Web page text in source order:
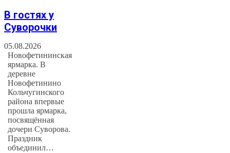
В гостях у
Суворочки
05.08.2026
Новофетининская
ярмарка. В
деревне
Новофетинино
Кольчугинского
района впервые
прошла ярмарка,
посвящённая
дочери Суворова.
Праздник
объединил…